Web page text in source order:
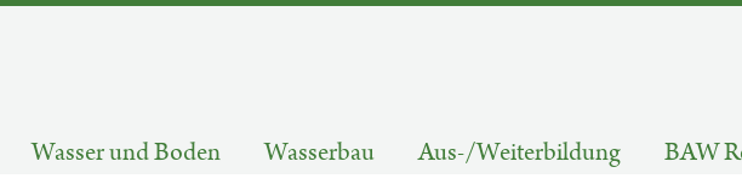
Wasser und Boden Wasserbau Aus-/Weiterbildung BAW